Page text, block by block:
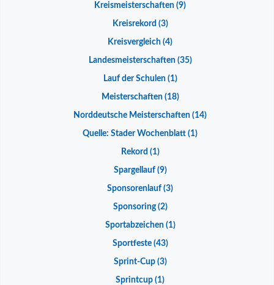
Kreismeisterschaften (9)
Kreisrekord (3)
Kreisvergleich (4)
Landesmeisterschaften(35)
Lauf der Schulen(1)
Meisterschaften(18)
Norddeutsche Meisterschaften (14)
Quelle: Stader Wochenblatt (1)
Rekord (1)
Spargellauf(9)
Sponsorenlauf (3)
Sponsoring(2)
Sportabzeichen(1)
Sportfeste(43)
Sprint-Cup(3)
Sprintcup (1)